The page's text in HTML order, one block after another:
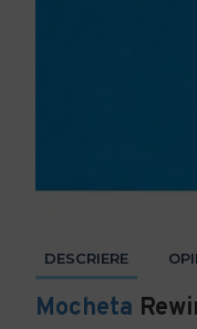
DESCRIERE
Mocheta